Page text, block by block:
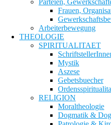
Parteien,
Frauen,
Arbeiterbewegung
THEOLOGIE
SPIRITUALITAET
Mystik
Aszese
Gebetsbuecher
RELIGION
Moraltheologie
Dogmatik &